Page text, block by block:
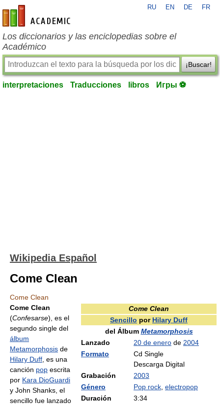
es-academic.com
RU EN DE FR
Los diccionarios y las enciclopedias sobre el
Académico
¡Buscar!
interpretaciones Traducciones libros Игры ⚽
Wikipedia Español
Come Clean
Come Clean
Come Clean
Sencillo por Hilary Duff
del Álbum Metamorphosis
Lanzado
20 de enero de 2004
Formato
Cd Single
Descarga Digital
Grabación
2003
Género
Pop rock electropop
Duración
3:34
Come Clean
(Confesarse), es el
segundo single del
álbum
Metamorphosis de
Hilary Duff , es una
canción pop escrita
por Kara DioGuardi
y John Shanks, el
sencillo fue lanzado